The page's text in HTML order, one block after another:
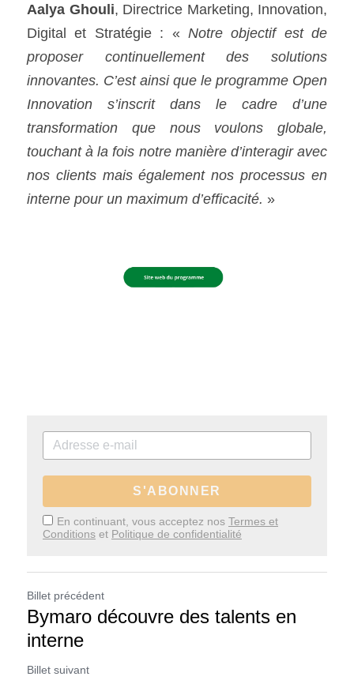
Aalya Ghouli, Directrice Marketing, Innovation,
Digital et Stratégie : « Notre objectif est de
proposer continuellement des solutions
innovantes. C’est ainsi que le programme Open
Innovation s’inscrit dans le cadre d’une
transformation que nous voulons globale,
touchant à la fois notre manière d’interagir avec
nos clients mais également nos processus en
interne pour un maximum d’efficacité. »
S'ABONNER
En continuant, vous acceptez nos Termes et
Conditions et Politique de confidentialité
Billet précédent
Bymaro découvre des talents en
interne
Billet suivant